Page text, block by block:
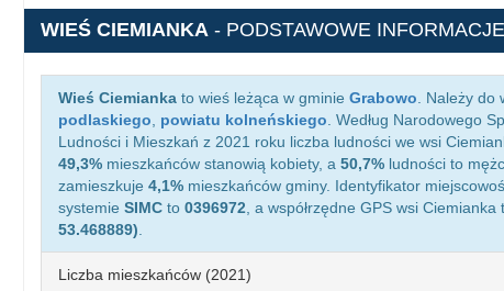
WIEŚ CIEMIANKA - PODSTAWOWE INFORMACJE
Wieś Ciemianka to wieś leżąca w gminie Grabowo . Należy do
podlaskiego
powiatu kolneńskiego . Według Narodowego
Ludności i Mieszkań z 2021 roku liczba ludności we wsi
49,3% mieszkańców stanowią kobiety, a 50,7% ludności to
zamieszkuje 4,1% mieszkańców gminy. Identyfikator
systemie SIMC to 0396972 , a współrzędne GPS wsi Ciemianka
53.468889)
Liczba mieszkańców (2021)